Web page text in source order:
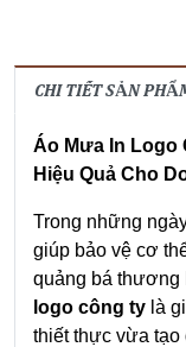
CHI TIẾT SẢN
Áo Mưa In Logo
Hiệu Quả Cho
Trong những
giúp bảo vệ cơ
quảng bá thương
logo công ty là
thiết thực vừa tạo